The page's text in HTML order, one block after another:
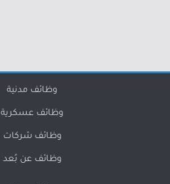
وظائف مدنية
وظائف عسكرية
وظائف شركات
وظائف عن بُعد